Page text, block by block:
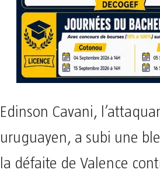
Edinson Cavani,
uruguayen, a subi une
la défaite de Valence